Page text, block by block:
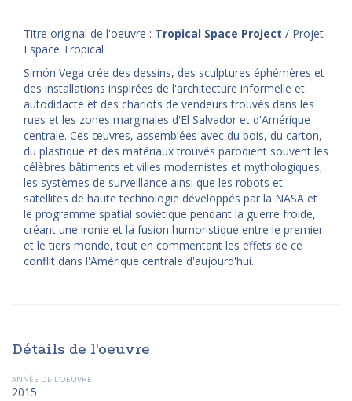
Titre original de l'oeuvre : Tropical Space Project / Projet
Espace Tropical
Simón Vega crée des dessins, des sculptures éphémères et
des installations inspirées de l'architecture informelle et
autodidacte et des chariots de vendeurs trouvés dans les
rues et les zones marginales d'El Salvador et d'Amérique
centrale. Ces œuvres, assemblées avec du bois, du carton,
du plastique et des matériaux trouvés parodient souvent les
célèbres bâtiments et villes modernistes et mythologiques,
les systèmes de surveillance ainsi que les robots et
satellites de haute technologie développés par la NASA et
le programme spatial soviétique pendant la guerre froide,
créant une ironie et la fusion humoristique entre le premier
et le tiers monde, tout en commentant les effets de ce
conflit dans l'Amérique centrale d'aujourd'hui.
Détails de l'oeuvre
ANNÉE DE L'OEUVRE
2015